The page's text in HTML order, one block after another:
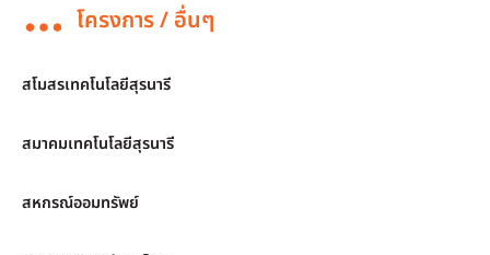
โครงการ / อื่นๆ
สโมสรเทคโนโลยีสุรนารี
สมาคมเทคโนโลยีสุรนารี
สหกรณ์ออมทรัพย์